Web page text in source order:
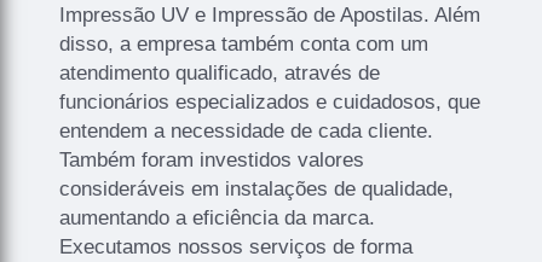
Impressão UV e Impressão de Apostilas. Além
disso, a empresa também conta com um
atendimento qualificado, através de
funcionários especializados e cuidadosos, que
entendem a necessidade de cada cliente.
Também foram investidos valores
consideráveis em instalações de qualidade,
aumentando a eficiência da marca.
Executamos nossos serviços de forma